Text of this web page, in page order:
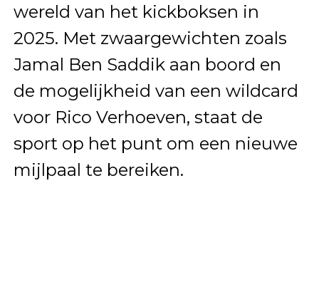
wereld van het kickboksen in
2025. Met zwaargewichten zoals
Jamal Ben Saddik aan boord en
de mogelijkheid van een wildcard
voor Rico Verhoeven, staat de
sport op het punt om een nieuwe
mijlpaal te bereiken.